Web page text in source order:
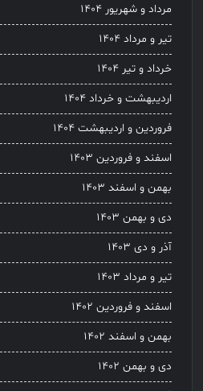
مرداد و شهریور ۱۴۰۴
تیر و مرداد ۱۴۰۴
خرداد و تیر ۱۴۰۴
اردیبهشت و خرداد ۱۴۰۴
فروردین و اردیبهشت ۱۴۰۴
اسفند و فروردین ۱۴۰۳
بهمن و اسفند ۱۴۰۳
دی و بهمن ۱۴۰۳
آذر و دی ۱۴۰۳
تیر و مرداد ۱۴۰۳
اسفند و فروردین ۱۴۰۲
بهمن و اسفند ۱۴۰۲
دی و بهمن ۱۴۰۲